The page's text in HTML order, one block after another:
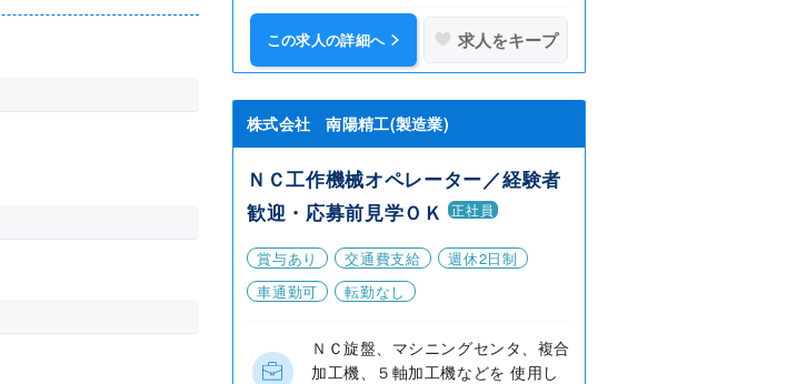
この求人の詳細へ 求人をキープ
株式会社 南陽精工(製造業)
ＮＣ工作機械オペレーター／経験者
歓迎・応募前見学ＯＫ
正社員
賞与あり 交通費支給
週休2日制
車通勤可
転勤なし
ＮＣ旋盤、マシニングセンタ、複合
加工機、５軸加工機などを 使用し